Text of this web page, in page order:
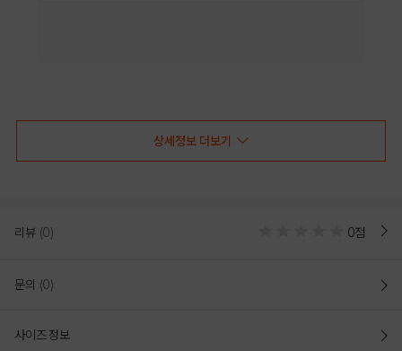
상세정보 더보기
리뷰 (0) 0점
문의 (0)
사이즈 정보